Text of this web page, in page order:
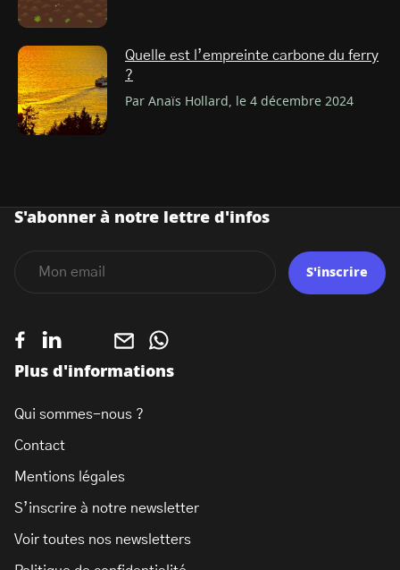
Quelle est l’empreinte carbone du ferry
?
Par Anaïs Hollard, le 4 décembre 2024
Plus d'informations
Qui sommes-nous ?
Contact
Mentions légales
S’inscrire à notre newsletter
Voir toutes nos newsletters
S'abonner à notre lettre d'infos
S'inscrire